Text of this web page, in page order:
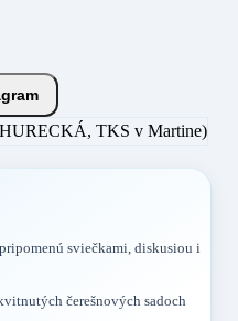
TKS v Martine)
sviečkami, diskusiou i
čerešnových sadoch